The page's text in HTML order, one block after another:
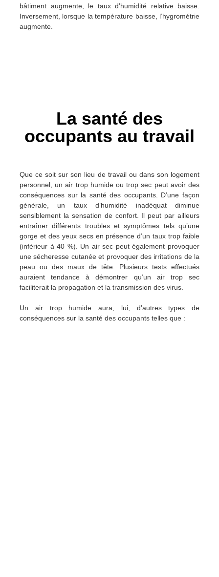
bâtiment augmente, le taux d’humidité relative baisse.
Inversement, lorsque la température baisse, l’hygrométrie
augmente.
La santé des
occupants au travail
Que ce soit sur son lieu de travail ou dans son logement
personnel, un air trop humide ou trop sec peut avoir des
conséquences sur la santé des occupants. D’une façon
générale, un taux d’humidité inadéquat diminue
sensiblement la sensation de confort. Il peut par ailleurs
entraîner différents troubles et symptômes tels qu’une
gorge et des yeux secs en présence d’un taux trop faible
(inférieur à 40 %). Un air sec peut également provoquer
une sécheresse cutanée et provoquer des irritations de la
peau ou des maux de tête. Plusieurs tests effectués
auraient tendance à démontrer qu’un air trop sec
faciliterait la propagation et la transmission des virus.
Un air trop humide aura, lui, d’autres types de
conséquences sur la santé des occupants telles que :